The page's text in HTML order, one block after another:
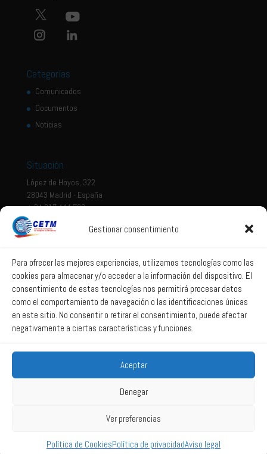
Gestionar consentimiento
Para ofrecer las mejores experiencias, utilizamos tecnologías como las
cookies para almacenar y/o acceder a la información del dispositivo. El
consentimiento de estas tecnologías nos permitirá procesar datos
como el comportamiento de navegación o las identificaciones únicas
en este sitio. No consentir o retirar el consentimiento, puede afectar
negativamente a ciertas características y funciones.
Aceptar
Denegar
Ver preferencias
Política de CookiesPolítica de privacidadAviso legal
Categorías
Comunicados
Documentos
Noticias
Situación
López de Hoyos, 322
28043 Madrid - España
+ 34 917 444 700
Aviso legal
Política de privacidad
Política de Sistema Interno de Información
Política de Cookies
Correo web
2025 All Rights Reserved CETM -Powered by La web lúcida